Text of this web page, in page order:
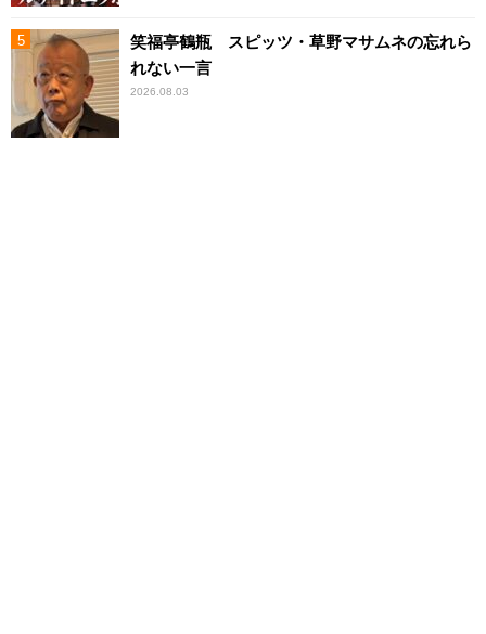
笑福亭鶴瓶 スピッツ・草野マサムネの忘れら
れない一言
2026.08.03